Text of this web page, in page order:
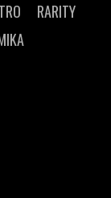
RARITY